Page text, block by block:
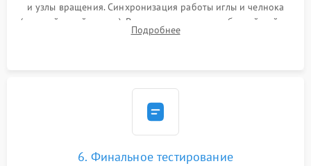
и узлы вращения. Синхронизация работы иглы и челнока
(настройка таймингов). Регулировка высоты зубчатой рейки,
центровка игловодителя и калибровка натяжителей верхней
Подробнее
6. Финальное тестирование